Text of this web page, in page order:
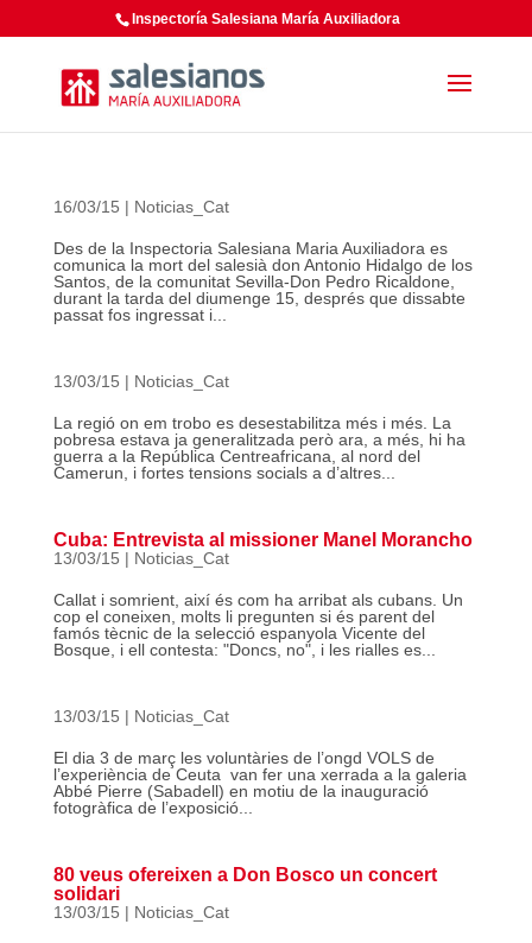
Inspectoría Salesiana María Auxiliadora
16/03/15 | Noticias_Cat
Des de la Inspectoria Salesiana Maria Auxiliadora es
comunica la mort del salesià don Antonio Hidalgo de los
Santos, de la comunitat Sevilla-Don Pedro Ricaldone,
durant la tarda del diumenge 15, després que dissabte
passat fos ingressat i...
13/03/15 | Noticias_Cat
La regió on em trobo es desestabilitza més i més. La
pobresa estava ja generalitzada però ara, a més, hi ha
guerra a la República Centreafricana, al nord del
Camerun, i fortes tensions socials a d’altres...
Cuba: Entrevista al missioner Manel Morancho
13/03/15 | Noticias_Cat
Callat i somrient, així és com ha arribat als cubans. Un
cop el coneixen, molts li pregunten si és parent del
famós tècnic de la selecció espanyola Vicente del
Bosque, i ell contesta: "Doncs, no", i les rialles es...
13/03/15 | Noticias_Cat
El dia 3 de març les voluntàries de l’ongd VOLS de
l’experiència de Ceuta van fer una xerrada a la galeria
Abbé Pierre (Sabadell) en motiu de la inauguració
fotogràfica de l’exposició...
80 veus ofereixen a Don Bosco un concert
solidari
13/03/15 | Noticias_Cat